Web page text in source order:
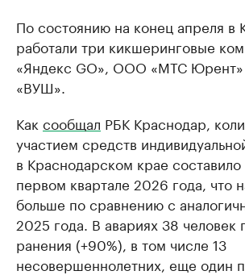
По состоянию на конец апреля в
работали три кикшеринговые
«Яндекс GO», ООО «МТС
«ВУШ».
Как сообщал РБК Краснодар,
участием средств
в Краснодарском крае
первом квартале 2026 года, что
больше по сравнению с
2025 года. В авариях 38 человек
ранения (+90%), в том числе 13
несовершеннолетних, еще один